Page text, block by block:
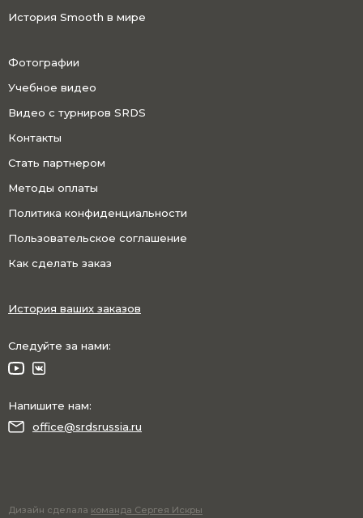
История Smooth в мире
Фотографии
Учебное видео
Видео с турниров SRDS
Контакты
Стать партнером
Методы оплаты
Политика конфиденциальности
Пользовательское соглашение
Как сделать заказ
История ваших заказов
Следуйте за нами:
Напишите нам:
office@srdsrussia.ru
Дизайн сделала команда Сергея Искры